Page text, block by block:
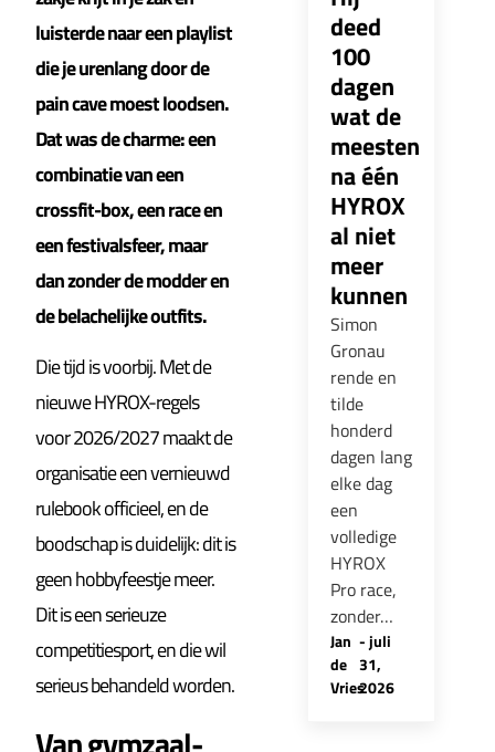
luisterde naar een playlist
die je urenlang door de
pain cave moest loodsen.
Dat was de charme: een
combinatie van een
crossfit-box, een race en
een festivalsfeer, maar
dan zonder de modder en
de belachelijke outfits.
Die tijd is voorbij. Met de
nieuwe HYROX-regels
voor 2026/2027 maakt de
organisatie een vernieuwd
rulebook officieel, en de
boodschap is duidelijk: dit is
geen hobbyfeestje meer.
Dit is een serieuze
competitiesport, en die wil
serieus behandeld worden.
deed
100
dagen
wat de
meesten
na één
HYROX
al niet
meer
kunnen
Simon
Gronau
rende en
tilde
honderd
dagen lang
elke dag
een
volledige
HYROX
Pro race,
zonder…
Jan
de
Vries
-juli
31,
2026